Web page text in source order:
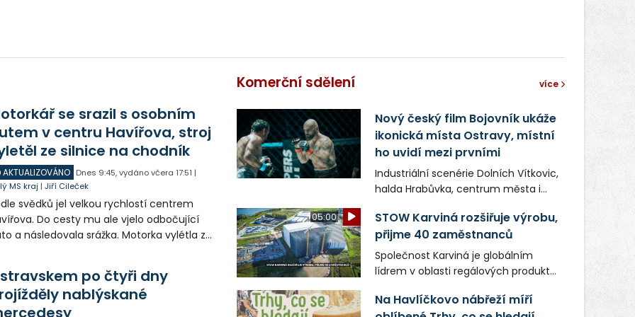
se srazil s osobním
v centru Havířova, stroj
ze silnice na chodník
AKTUALIZOVÁNO Dnes 9:45,vydáno včera 17:51 |
MS kraj |Jiří Cileček
svědků jel velkou rychlostí centrem
Do cesty mu ale vjelo odbočující
a následovala srážka. Motorka vylétla ze
a byl letecky přepraven do
po čtyři dny
nablýskané
Komerční sdělení více
Nový český film Bojovník ukáže
ikonická místa Ostravy, místní
ho uvidí mezi prvními
Industriální scenérie Dolních Vítkovic,
halda Hrabůvka, centrum města i
v novém filmu Bojovník, který vstoupí
do kin už 13. srpna. Režiséři Vojtěch
Frič a Tomáš Dianiška si
moravskoslezskou metropoli
nevybrali náhodou – její syrová
atmosféra se stala přirozenou
součástí příběhu bývalého
05:00
STOW Karviná rozšiřuje výrobu,
přijme 40 zaměstnanců
Společnost Karviná je globálním
lídrem v oblasti regálových produktů
zaměstnavatelem na Karvinsku a
Na Havlíčkovo nábřeží míří